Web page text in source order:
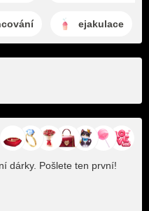
ejakulace
dárky. Pošlete ten první!